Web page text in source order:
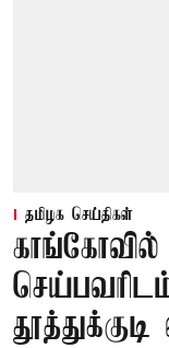
தமிழக செய்திகள்